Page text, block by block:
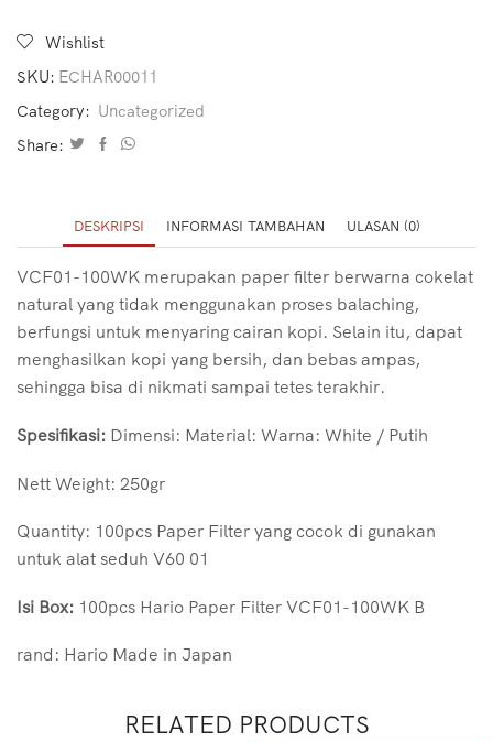
Wishlist
SKU: ECHAR00011
Category: Uncategorized
Share:
DESKRIPSI INFORMASI TAMBAHAN ULASAN (0)
VCF01-100WK merupakan paper filter berwarna cokelat
natural yang tidak menggunakan proses balaching,
berfungsi untuk menyaring cairan kopi. Selain itu, dapat
menghasilkan kopi yang bersih, dan bebas ampas,
sehingga bisa di nikmati sampai tetes terakhir.
Spesifikasi: Dimensi: Material: Warna: White / Putih
Nett Weight: 250gr
Quantity: 100pcs Paper Filter yang cocok di gunakan
untuk alat seduh V60 01
Isi Box: 100pcs Hario Paper Filter VCF01-100WK B
rand: Hario Made in Japan
RELATED PRODUCTS